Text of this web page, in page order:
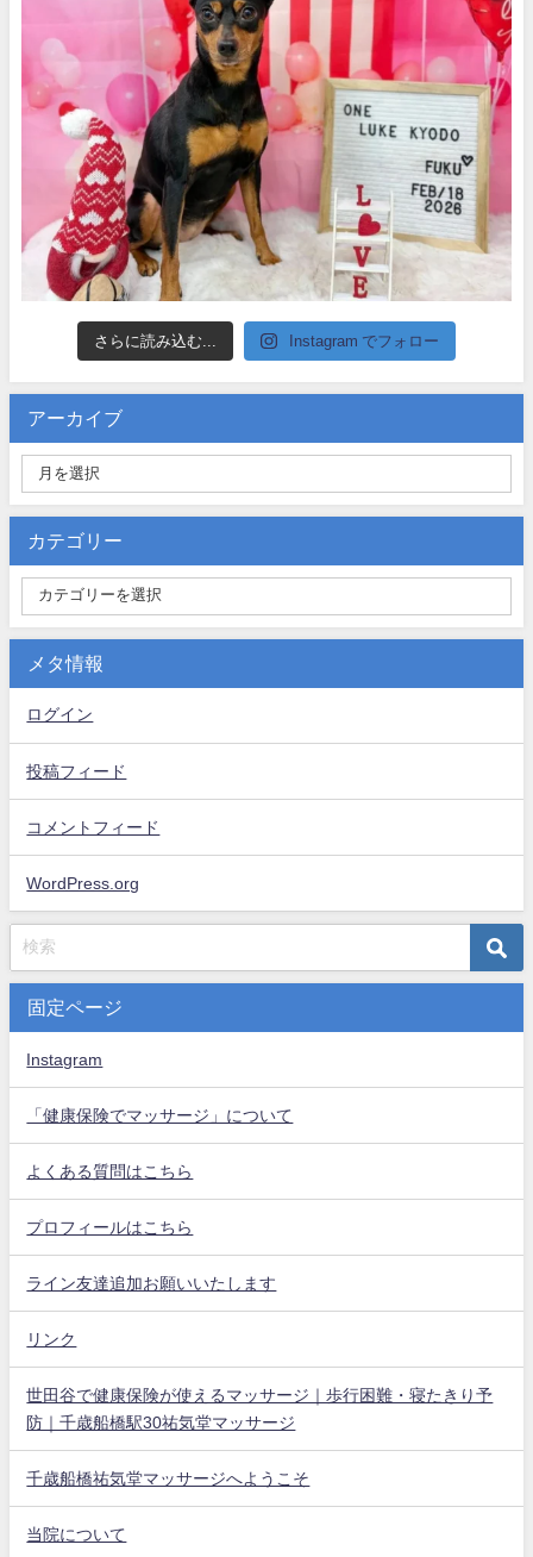
さらに読み込む... Instagram でフォロー
アーカイブ
カテゴリー
メタ情報
ログイン
投稿フィード
コメントフィード
WordPress.org
固定ページ
Instagram
「健康保険でマッサージ」について
よくある質問はこちら
プロフィールはこちら
ライン友達追加お願いいたします
リンク
世田谷で健康保険が使えるマッサージ｜歩行困難・寝たきり予
防｜千歳船橋駅30祐気堂マッサージ
千歳船橋祐気堂マッサージへようこそ
当院について